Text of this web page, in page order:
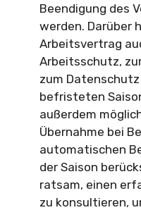
Beendigung des
werden. Darüber
Arbeitsvertrag
Arbeitsschutz,
zum
befristeten
außerdem
Übernahme bei
automatischen
der Saison
ratsam, einen
zu konsultieren,